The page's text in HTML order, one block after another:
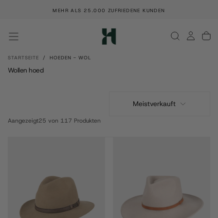
MEHR ALS 25.000 ZUFRIEDENE KUNDEN
STARTSEITE / HOEDEN - WOL
Wollen hoed
Meistverkauft
Aangezeigt25 von 117 Produkten